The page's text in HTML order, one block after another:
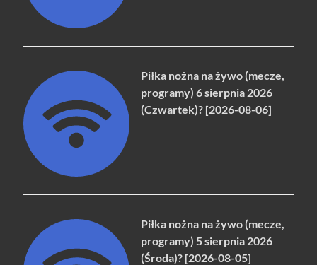
Piłka nożna na żywo (mecze,
programy) 6 sierpnia 2026
(Czwartek)? [2026-08-06]
Piłka nożna na żywo (mecze,
programy) 5 sierpnia 2026
(Środa)? [2026-08-05]